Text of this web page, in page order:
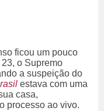
ficou um pouco
o Supremo
a suspeição do
estava com uma
casa,
processo ao vivo.